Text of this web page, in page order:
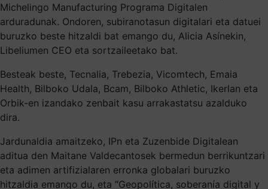
Michelingo Manufacturing Programa Digitalen
arduradunak. Ondoren, subiranotasun digitalari eta datuei
buruzko beste hitzaldi bat emango du, Alicia Asínekin,
Libeliumen CEO eta sortzaileetako bat.
Besteak beste, Tecnalia, Trebezia, Vicomtech, Emaia
Health, Bilboko Udala, Bcam, Bilboko Athletic, Ikerlan eta
Orbik-en izandako zenbait kasu arrakastatsu azalduko
dira.
Jardunaldia amaitzeko, IPn eta Zuzenbide Digitalean
aditua den Maitane Valdecantosek bermedun berrikuntzari
eta adimen artifizialaren erronka globalari buruzko
hitzaldia emango du, eta “Geopolítica, soberanía digital y